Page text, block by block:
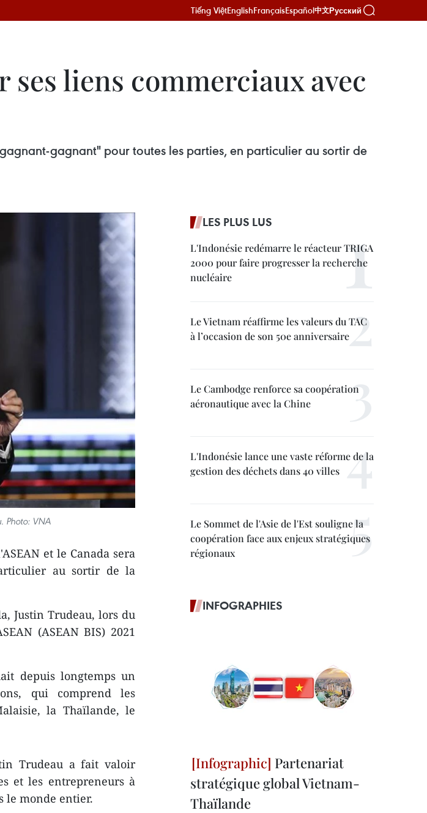
Tiếng ViệtEnglishFrançaisEspañol中文Русский
liens commerciaux avec
gagnant" pour toutes les parties, en particulier au sortir de
Photo: VNA
et le Canada sera
au sortir de la
Justin Trudeau, lors du
(ASEAN BIS) 2021
depuis longtemps un
qui comprend les
la Thaïlande, le
Trudeau a fait valoir
et les entrepreneurs à
le monde entier.
LES PLUS LUS
L'Indonésie redémarre le réacteur TRIGA
2000 pour faire progresser la recherche
nucléaire
Le Vietnam réaffirme les valeurs du TAC
à l’occasion de son 50e anniversaire
Le Cambodge renforce sa coopération
aéronautique avec la Chine
L'Indonésie lance une vaste réforme de la
gestion des déchets dans 40 villes
Le Sommet de l'Asie de l'Est souligne la
coopération face aux enjeux stratégiques
régionaux
INFOGRAPHIES
Partenariat
stratégique global Vietnam-
Thaïlande